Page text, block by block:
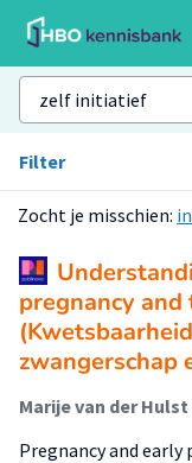
Filter
Zocht je misschien:
pregnancy
zwangerschap
Marije van der
Pregnancy and